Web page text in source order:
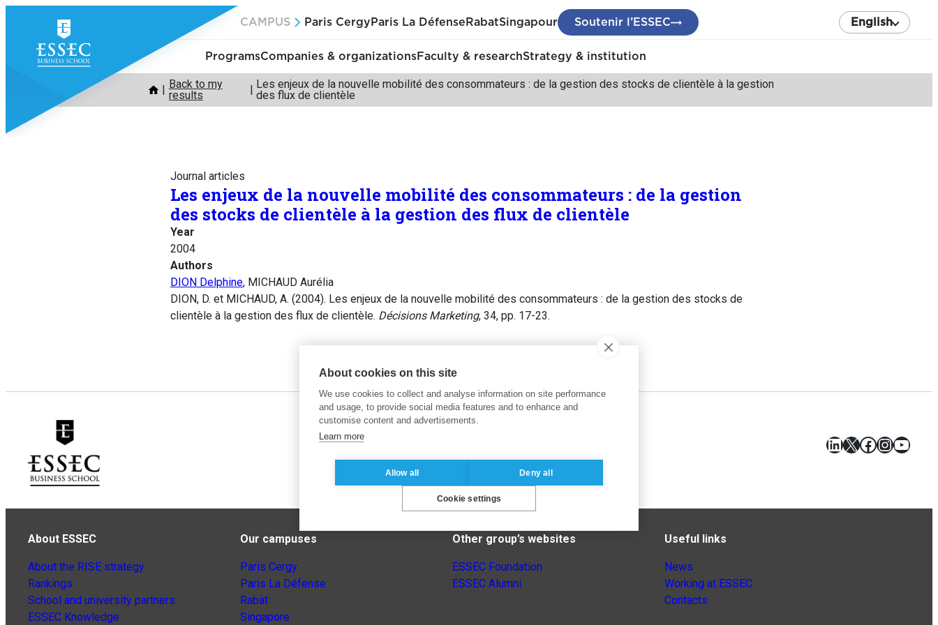
content
CAMPUS Paris Cergy Paris La Défense RabatSingapour Soutenir l’ESSEC English
ProgramsCompanies & organizationsFaculty & researchStrategy & institution
Back to my
results
Les enjeux de la nouvelle mobilité des consommateurs : de la gestion des stocks de clientèle à la gestion
des flux de clientèle
Journal articles
Les enjeux de la nouvelle mobilité des consommateurs : de la gestion
des stocks de clientèle à la gestion des flux de clientèle
Year
2004
Authors
DION Delphine, MICHAUD Aurélia
DION, D. et MICHAUD, A. (2004). Les enjeux de la nouvelle mobilité des consommateurs : de la gestion des stocks de
clientèle à la gestion des flux de clientèle. Décisions Marketing, 34, pp. 17-23.
LinkedIn
X Facebook
About ESSEC
About the RISE strategy
Rankings
School and university partners
ESSEC Knowledge
Our campuses
Paris Cergy
Paris La Défense
Rabat
Singapore
Other group’s websites
ESSEC Foundation
ESSEC Alumni
Useful links
News
Working at ESSEC
Contacts
About cookies on this site
We use cookies to collect and analyse information on site performance
and usage, to provide social media features and to enhance and
customise content and advertisements.
Learn more
Allow all Deny all
Cookie settings